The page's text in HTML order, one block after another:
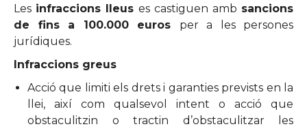
Les infraccions lleus es castiguen amb sancions
de fins a 100.000 euros per a les persones
jurídiques.
Infraccions greus
Acció que limiti els drets i garanties prevists en la
llei, així com qualsevol intent o acció que
obstaculitzin o tractin d’obstaculitzar les